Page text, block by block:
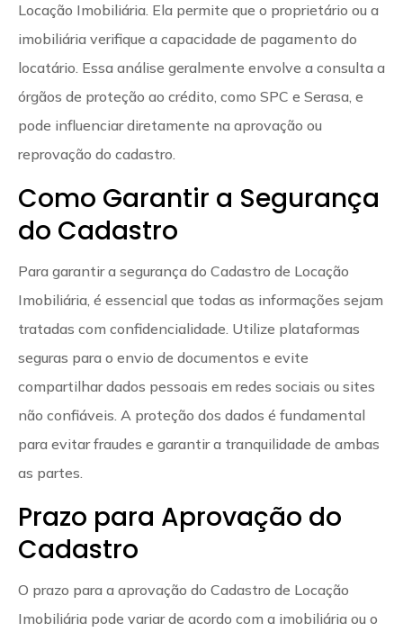
Locação Imobiliária. Ela permite que o proprietário ou a
imobiliária verifique a capacidade de pagamento do
locatário. Essa análise geralmente envolve a consulta a
órgãos de proteção ao crédito, como SPC e Serasa, e
pode influenciar diretamente na aprovação ou
reprovação do cadastro.
Como Garantir a Segurança
do Cadastro
Para garantir a segurança do Cadastro de Locação
Imobiliária, é essencial que todas as informações sejam
tratadas com confidencialidade. Utilize plataformas
seguras para o envio de documentos e evite
compartilhar dados pessoais em redes sociais ou sites
não confiáveis. A proteção dos dados é fundamental
para evitar fraudes e garantir a tranquilidade de ambas
as partes.
Prazo para Aprovação do
Cadastro
O prazo para a aprovação do Cadastro de Locação
Imobiliária pode variar de acordo com a imobiliária ou o